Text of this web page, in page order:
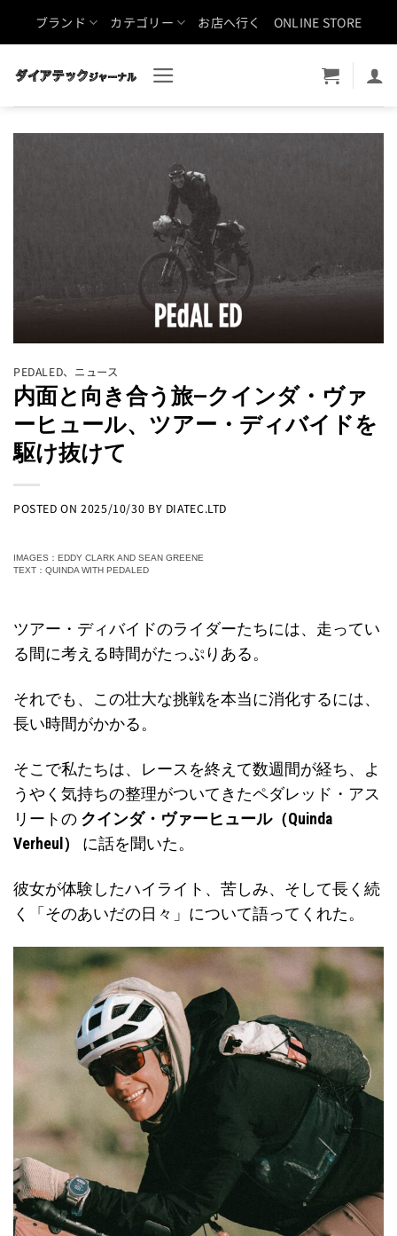
ブランド カテゴリー お店へ行く ONLINE STORE
PEDALED、 ニュース
内面と向き合う旅—クインダ・ヴァ
ーヒュール、ツアー・ディバイドを
駆け抜けて
POSTED ON2025/10/30 BY DIATEC.LTD
IMAGES：EDDY CLARK AND SEAN GREENE
TEXT：QUINDA WITH PEDALED
ツアー・ディバイドのライダーたちには、走ってい
る間に考える時間がたっぷりある。
それでも、この壮大な挑戦を本当に消化するには、
長い時間がかかる。
そこで私たちは、レースを終えて数週間が経ち、よ
うやく気持ちの整理がついてきたペダレッド・アス
リートの クインダ・ヴァーヒュール（Quinda
Verheul）
に話を聞いた。
彼女が体験したハイライト、苦しみ、そして長く続
く「そのあいだの日々」について語ってくれた。